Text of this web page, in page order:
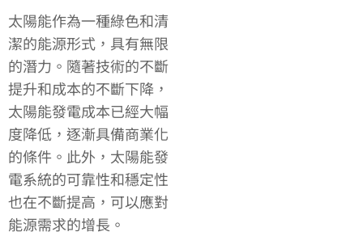
太陽能作為一種綠色和清
潔的能源形式，具有無限
的潛力。隨著技術的不斷
提升和成本的不斷下降，
太陽能發電成本已經大幅
度降低，逐漸具備商業化
的條件。此外，太陽能發
電系統的可靠性和穩定性
也在不斷提高，可以應對
能源需求的增長。